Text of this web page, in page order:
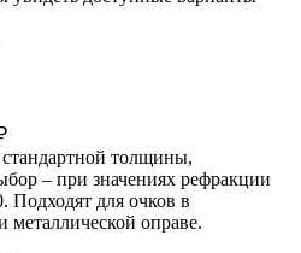
толщины,
– при значениях рефракции
Подходят для очков в
металлической оправе.